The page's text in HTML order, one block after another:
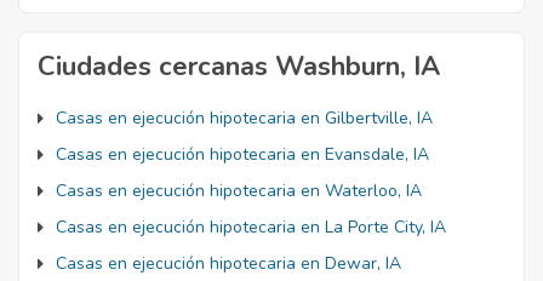
Ciudades cercanas Washburn, IA
Casas en ejecución hipotecaria en Gilbertville, IA
Casas en ejecución hipotecaria en Evansdale, IA
Casas en ejecución hipotecaria en Waterloo, IA
Casas en ejecución hipotecaria en La Porte City, IA
Casas en ejecución hipotecaria en Dewar, IA